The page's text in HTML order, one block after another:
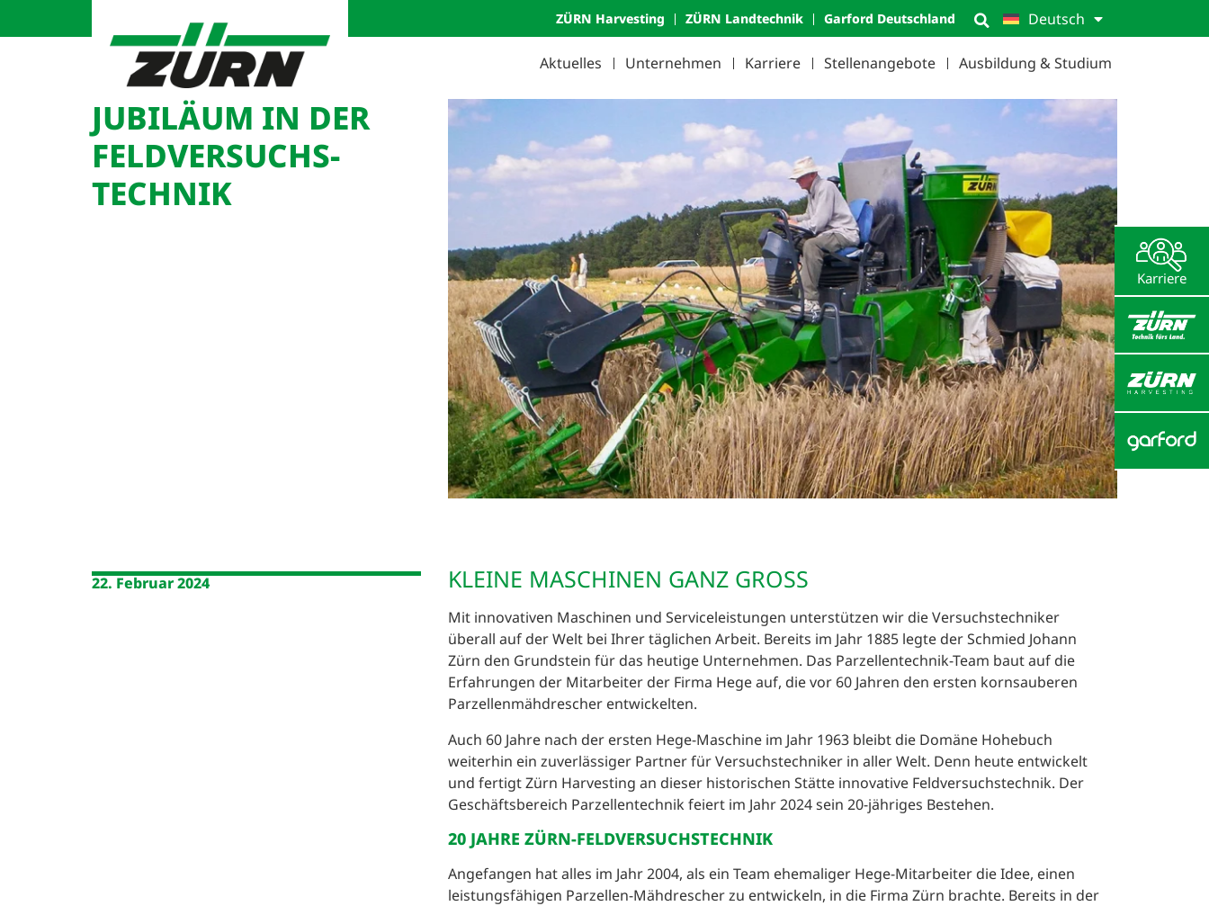
ZÜRN Harvesting ZÜRN Landtechnik Garford Deutschland Deutsch
Aktuelles Unternehmen Karriere Stellenangebote Ausbildung & Studium
Karriere
JUBILÄUM IN DER
FELD­VERSUCHS­
TECHNIK
22. Februar 2024 KLEINE MASCHINEN GANZ GROSS
Mit innovativen Maschinen und Serviceleistungen unterstützen wir die Versuchstechniker
überall auf der Welt bei Ihrer täglichen Arbeit. Bereits im Jahr 1885 legte der Schmied Johann
Zürn den Grundstein für das heutige Unternehmen. Das Parzellentechnik-Team baut auf die
Erfahrungen der Mitarbeiter der Firma Hege auf, die vor 60 Jahren den ersten kornsauberen
Parzellenmähdrescher entwickelten.
Auch 60 Jahre nach der ersten Hege-Maschine im Jahr 1963 bleibt die Domäne Hohebuch
weiterhin ein zuverlässiger Partner für Versuchstechniker in aller Welt. Denn heute entwickelt
und fertigt Zürn Harvesting an dieser historischen Stätte innovative Feldversuchstechnik. Der
Geschäftsbereich Parzellentechnik feiert im Jahr 2024 sein 20-jähriges Bestehen.
20 JAHRE ZÜRN-FELDVERSUCHSTECHNIK
Angefangen hat alles im Jahr 2004, als ein Team ehemaliger Hege-Mitarbeiter die Idee, einen
leistungsfähigen Parzellen-Mähdrescher zu entwickeln, in die Firma Zürn brachte. Bereits in der